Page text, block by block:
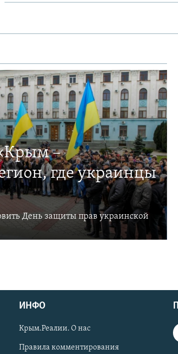
–
где украинцы
День защиты прав украинской
ИНФО
Крым.Реалии. О нас
Правила комментирования